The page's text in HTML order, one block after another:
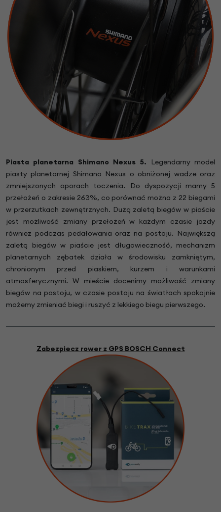
Piasta planetarna Shimano Nexus 5. Legendarny model
piasty planetarnej Shimano Nexus o obniżonej wadze oraz
zmniejszonych oporach toczenia. Do dyspozycji mamy 5
przełożeń o zakresie 263%, co porównać można z 22 biegami
w przerzutkach zewnętrznych. Dużą zaletą biegów w piaście
jest możliwość zmiany przełożeń w każdym czasie jazdy
również podczas pedałowania oraz na postoju. Największą
zaletą biegów w piaście jest długowieczność, mechanizm
planetarnych zębatek działa w środowisku zamkniętym,
chronionym przed piaskiem, kurzem i warunkami
atmosferycznymi. W mieście docenimy możliwość zmiany
biegów na postoju, w czasie postoju na światłach spokojnie
możemy zmieniać biegi i ruszyć z lekkiego biegu pierwszego.
Zabezpiecz rower z GPS BOSCH Connect